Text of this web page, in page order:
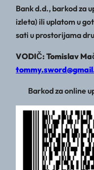
Bank d.d., barkod za
izleta) ili uplatom u
sati u prostorijama
VODIČ: Tomislav
Barkod za online